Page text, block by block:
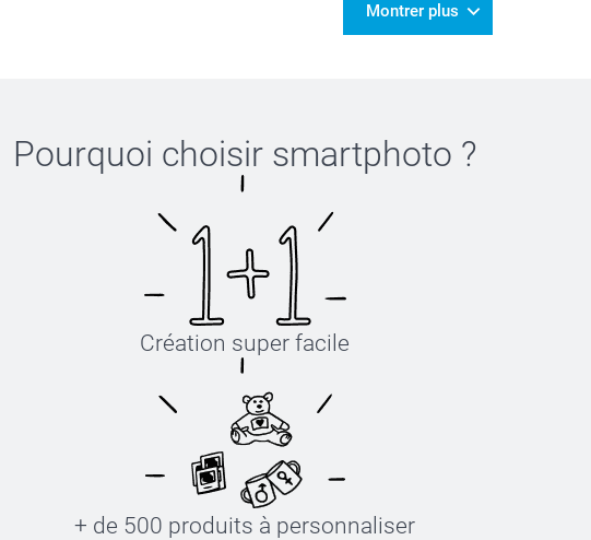
Montrer plus
Pourquoi choisir smartphoto ?
Création super facile
+ de 500 produits à personnaliser